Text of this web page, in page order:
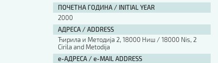
Шаблон прве стране и импресума [B5, ћир]
Шаблон прве стране и импресума [B5, лат]
Шаблон прве стране и импресума [B5, енг]
Етички кодекс
ПОЧЕТНА ГОДИНА / INITIAL YEAR
2000
АДРЕСА / ADDRESS
Ћирила и Методија 2, 18000 Ниш / 18000 Nis, 2
Cirila and Metodija
е-АДРЕСА / e-MAIL ADDRESS